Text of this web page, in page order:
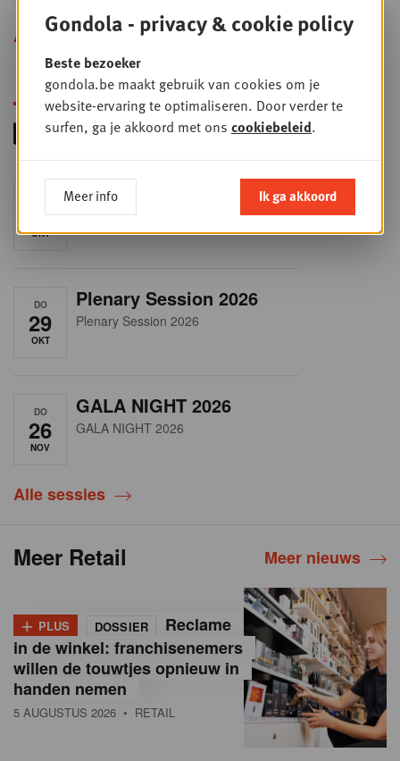
Alle opleidingen
8
OKT
RET-TALK
CEO ONLY
DO
29
OKT
Plenary Session 2026
Plenary Session 2026
DO
26
NOV
GALA NIGHT 2026
GALA NIGHT 2026
Alle sessies
Meer Retail Meer nieuws
+ PLUS DOSSIER
Reclame
in de winkel: franchisenemers
willen de touwtjes opnieuw in
handen nemen
5 AUGUSTUS 2026 • RETAIL
Gondola - privacy & cookie policy
Beste bezoeker
gondola.be maakt gebruik van cookies om je
website-ervaring te optimaliseren. Door verder te
surfen, ga je akkoord met ons cookiebeleid.
Meer info Ik ga akkoord